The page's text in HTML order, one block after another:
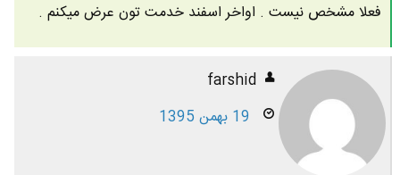
فعلا مشخص نیست . اواخر اسفند خدمت تون عرض میکنم .
farshid
19 بهمن 1395